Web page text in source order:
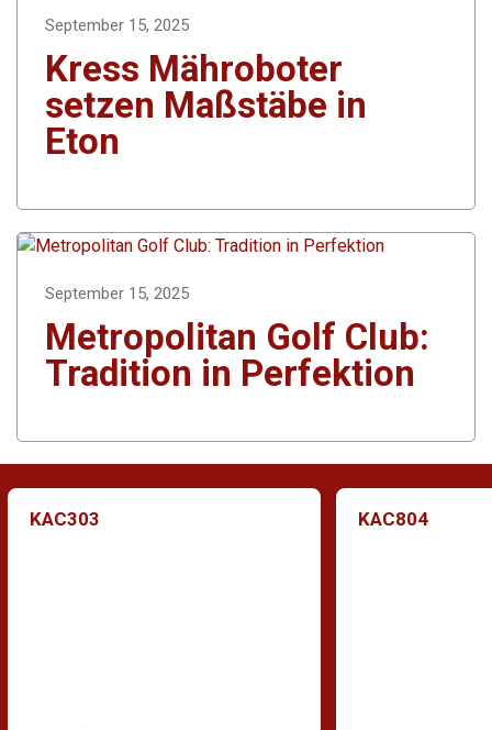
September 15, 2025
Kress Mähroboter
setzen Maßstäbe in
Eton
September 15, 2025
Metropolitan Golf Club:
Tradition in Perfektion
KAC303 KAC804